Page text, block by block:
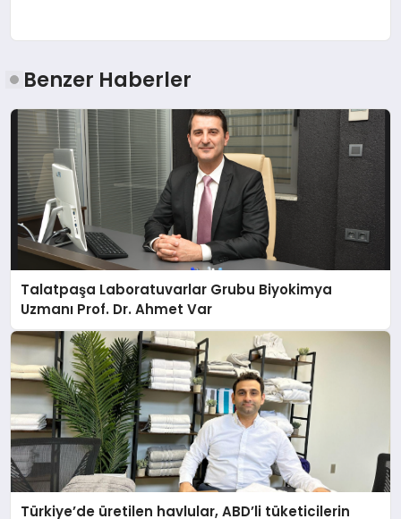
Benzer Haberler
Talatpaşa Laboratuvarlar Grubu Biyokimya
Uzmanı Prof. Dr. Ahmet Var
Türkiye’de üretilen havlular, ABD’li tüketicilerin